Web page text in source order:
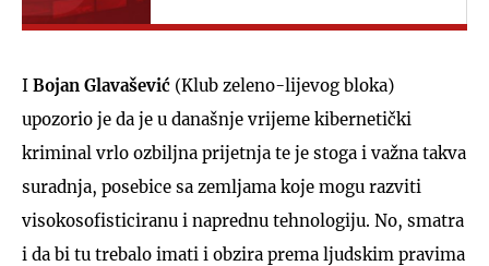
I Bojan Glavašević (Klub zeleno-lijevog bloka)
upozorio je da je u današnje vrijeme kibernetički
kriminal vrlo ozbiljna prijetnja te je stoga i važna takva
suradnja, posebice sa zemljama koje mogu razviti
visokosofisticiranu i naprednu tehnologiju. No, smatra
i da bi tu trebalo imati i obzira prema ljudskim pravima